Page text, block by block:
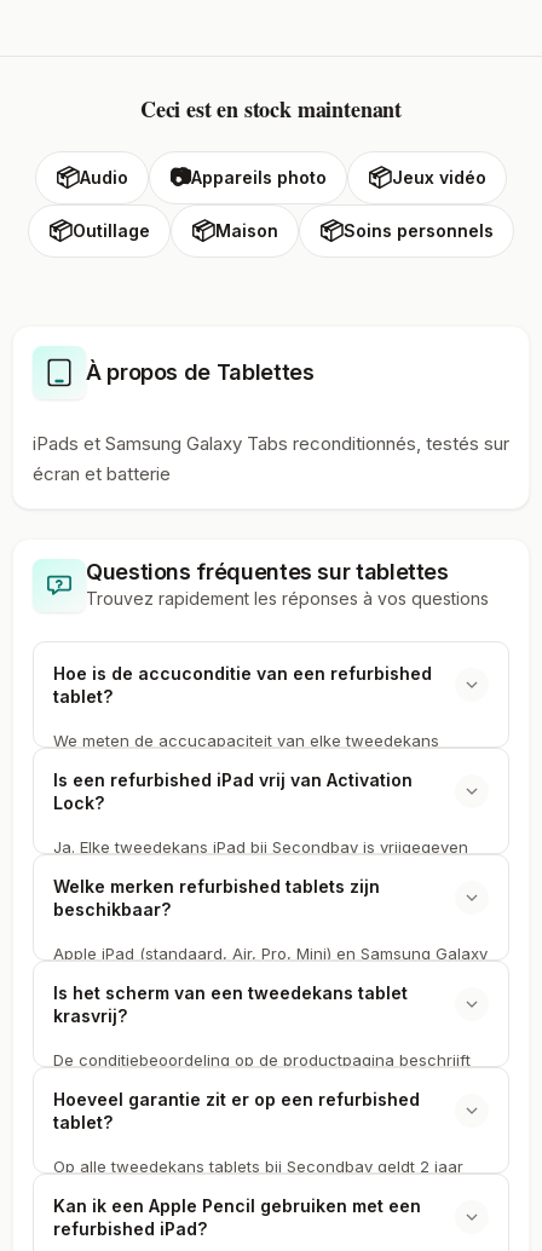
Ceci est en stock maintenant
📦Audio 📷Appareils photo 📦Jeux vidéo
📦Outillage 📦Maison 📦Soins personnels
À propos de Tablettes
iPads et Samsung Galaxy Tabs reconditionnés, testés sur
écran et batterie
Questions fréquentes surtablettes
Trouvez rapidement les réponses à vos questions
Hoe is de accuconditie van een refurbished
tablet?
We meten de accucapaciteit van elke tweedekans
een accu onder 85% bieden we niet aan bij Secondbay.
Is een refurbished iPad vrij van Activation
Lock?
Ja. Elke tweedekans iPad bij Secondbay is vrijgegeven
refurbished toestel aan je eigen Apple ID en het is direct
Welke merken refurbished tablets zijn
beschikbaar?
Apple iPad (standaard, Air, Pro, Mini) en Samsung Galaxy
bij Secondbay. Het aanbod refurbished tablets wisselt.
Is het scherm van een tweedekans tablet
krasvrij?
De conditiebeoordeling op de productpagina beschrijft
'Als Nieuw' hebben geen zichtbare krasjes. Bij de staat
normaal gebruik niet opvallen.
Hoeveel garantie zit er op een refurbished
tablet?
Op alle tweedekans tablets bij Secondbay geldt 2 jaar
en alle functies. Binnen 14 dagen kun je het refurbished
Kan ik een Apple Pencil gebruiken met een
refurbished iPad?